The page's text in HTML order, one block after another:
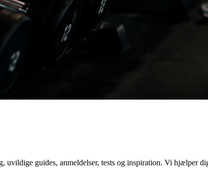
uvildige guides, anmeldelser, tests og inspiration. Vi